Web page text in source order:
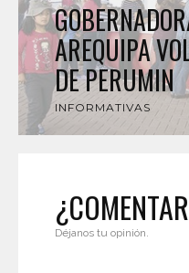
AREQUIPA
DE PERUMIN
INFORMATIVAS
Déjanos tu opinión.